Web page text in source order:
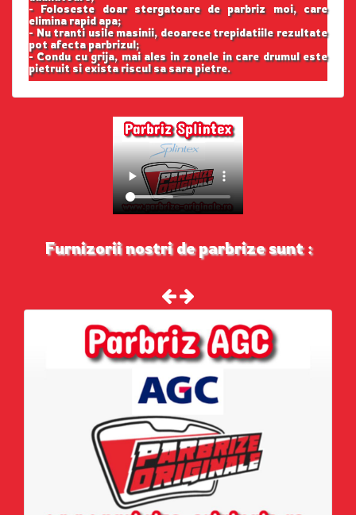
- Foloseste doar stergatoare de parbriz moi, care
elimina rapid apa;
- Nu tranti usile masinii, deoarece trepidatiile rezultate
pot afecta parbrizul;
- Condu cu grija, mai ales in zonele in care drumul este
pietruit si exista riscul sa sara pietre.
Furnizorii nostri de parbrize sunt :